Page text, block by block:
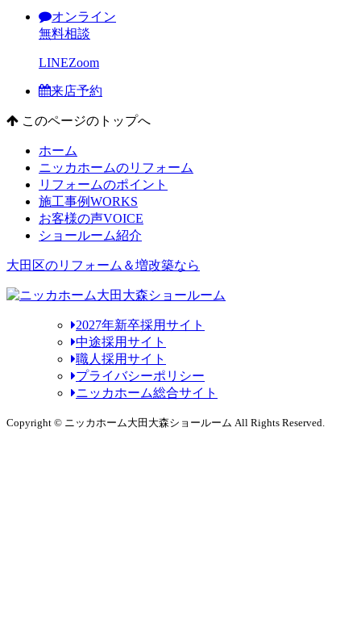
オンライン
無料相談
LINEZoom
来店予約
このページのトップへ
ホーム
ニッカホームのリフォーム
リフォームのポイント
施工事例WORKS
お客様の声VOICE
ショールーム紹介
大田区のリフォーム＆増改築なら
2027年新卒採用サイト
中途採用サイト
職人採用サイト
プライバシーポリシー
ニッカホーム総合サイト
Copyright © ニッカホーム大田大森ショールーム All Rights Reserved.